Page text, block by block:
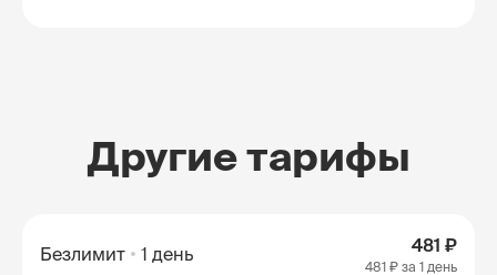
Другие тарифы
Безлимит 1 день 481 ₽
481 ₽ за 1 день